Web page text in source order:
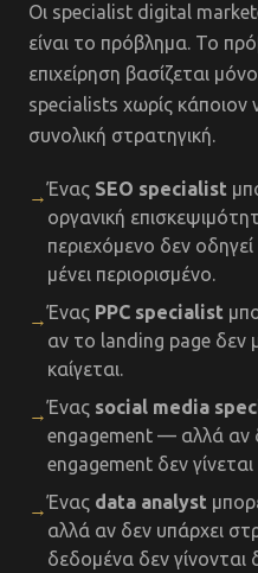
Οι specialist digital
είναι το πρόβλημα. Το
επιχείρηση βασίζεται
specialists χωρίς κάποιον
συνολική στρατηγική.
→Ένας SEO specialist
οργανική
περιεχόμενο δεν
μένει περιορισμένο.
→Ένας PPC specialist
αν το landing page δεν
καίγεται.
→Ένας social media
engagement — αλλά αν
engagement δεν
→Ένας data analyst
αλλά αν δεν υπάρχει
δεδομένα δεν γίνονται